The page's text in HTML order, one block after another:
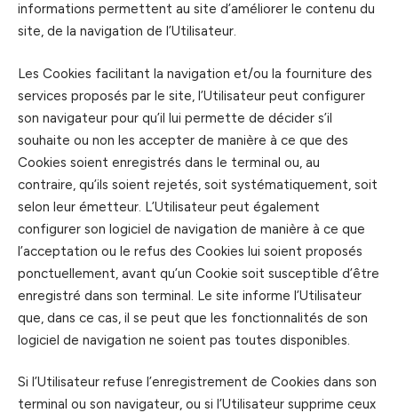
informations permettent au site d’améliorer le contenu du
site, de la navigation de l’Utilisateur.
Les Cookies facilitant la navigation et/ou la fourniture des
services proposés par le site, l’Utilisateur peut configurer
son navigateur pour qu’il lui permette de décider s’il
souhaite ou non les accepter de manière à ce que des
Cookies soient enregistrés dans le terminal ou, au
contraire, qu’ils soient rejetés, soit systématiquement, soit
selon leur émetteur. L’Utilisateur peut également
configurer son logiciel de navigation de manière à ce que
l’acceptation ou le refus des Cookies lui soient proposés
ponctuellement, avant qu’un Cookie soit susceptible d’être
enregistré dans son terminal. Le site informe l’Utilisateur
que, dans ce cas, il se peut que les fonctionnalités de son
logiciel de navigation ne soient pas toutes disponibles.
Si l’Utilisateur refuse l’enregistrement de Cookies dans son
terminal ou son navigateur, ou si l’Utilisateur supprime ceux